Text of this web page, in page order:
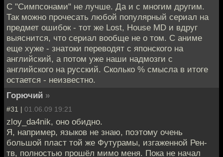
С "Симпсонами" не лучше. Да и с многим другим.
Так можно прочесать любой популярный сериал на
предмет ошибок - тот же Lost, House MD и вдруг
выяснится, что сериал вообще не о том. С аниме
еще хуже - знатоки переводят с японского на
английский, а потом уже наши надмозги с
английского на русский. Сколько % смысла в итоге
остается - неизвестно.
Горючий »
#31 | 01.06.09 19:21
zloy_da4nik, оно обидно.
Я, например, языков не знаю, поэтому очень
большой пласт той же Футурамы, изгаженной Рен-
тв, полностью прошёл мимо меня. Пока не начал